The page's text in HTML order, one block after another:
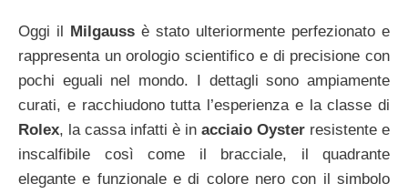
Oggi il Milgauss è stato ulteriormente perfezionato e
rappresenta un orologio scientifico e di precisione con
pochi eguali nel mondo. I dettagli sono ampiamente
curati, e racchiudono tutta l’esperienza e la classe di
Rolex, la cassa infatti è in acciaio Oyster resistente e
inscalfibile così come il bracciale, il quadrante
elegante e funzionale e di colore nero con il simbolo